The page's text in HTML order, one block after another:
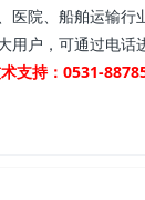
医院、船舶运输行
用户，可通过电话
支持：0531-